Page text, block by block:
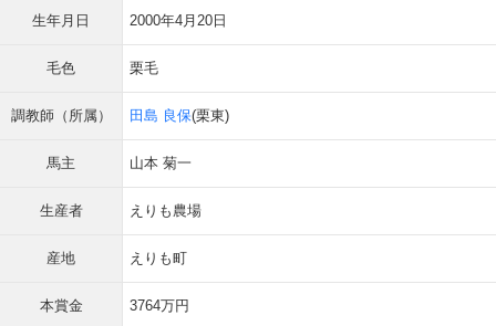
生年月日 2000年4月20日
毛色 栗毛
調教師（所属） 田島 良保(栗東)
馬主 山本 菊一
生産者 えりも農場
産地 えりも町
本賞金 3764万円